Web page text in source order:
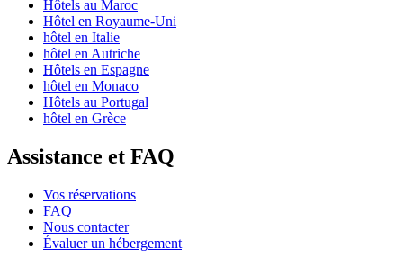
Hôtels au Maroc
Hôtel en Royaume-Uni
hôtel en Italie
hôtel en Autriche
Hôtels en Espagne
hôtel en Monaco
Hôtels au Portugal
hôtel en Grèce
Assistance et FAQ
Vos réservations
FAQ
Nous contacter
Évaluer un hébergement